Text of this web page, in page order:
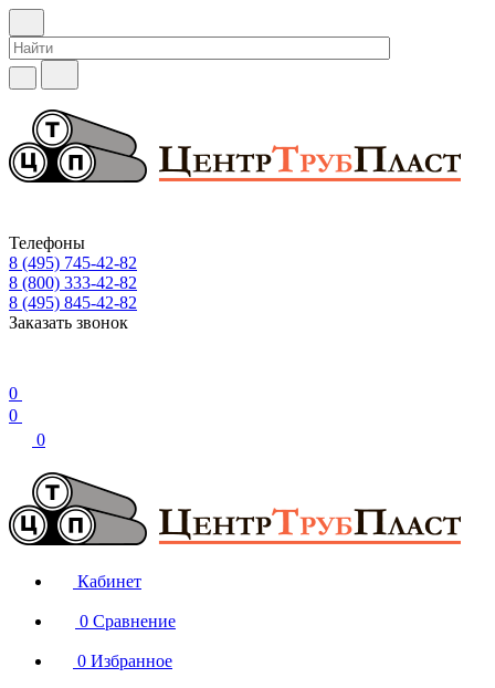
Телефоны
8 (495) 745-42-82
8 (800) 333-42-82
8 (495) 845-42-82
Заказать звонок
0
0
0
Кабинет
0 Сравнение
0 Избранное